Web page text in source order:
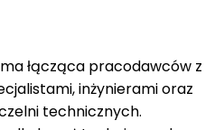
łącząca pracodawców z
inżynierami oraz
technicznych.